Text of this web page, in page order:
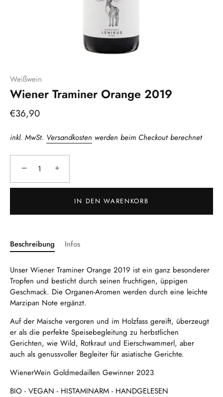
Weißwein
Wiener Traminer Orange 2019
€36,90
inkl. MwSt. Versandkosten werden beim Checkout berechnet
− +
IN DEN WARENKORB
Beschreibung Infos
Unser Wiener Traminer Orange 2019 ist ein ganz besonderer
Tropfen und besticht durch seinen fruchtigen, üppigen
Geschmack. Die Organen-Aromen werden durch eine leichte
Marzipan Note ergänzt.
Auf der Maische vergoren und im Holzfass gereift, überzeugt
er als die perfekte Speisebegleitung zu herbstlichen
Gerichten, wie Wild, Rotkraut und Eierschwammerl, aber
auch als genussvoller Begleiter für asiatische Gerichte.
WienerWein Goldmedaillen Gewinner 2023
BIO - VEGAN - HISTAMINARM - HANDGELESEN